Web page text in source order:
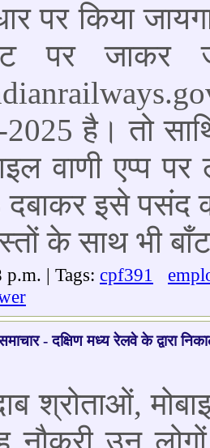
पर किया
पर जाकर
2025 है। तो
वाणी एप्प
दबाकर इसे
के साथ भी
| Tags: cpf391
- दक्षिण मध्य रेलवे के द्वारा
श्रोताओं,